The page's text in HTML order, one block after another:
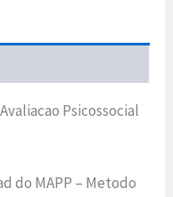
Psicossocial
do MAPP – Metodo